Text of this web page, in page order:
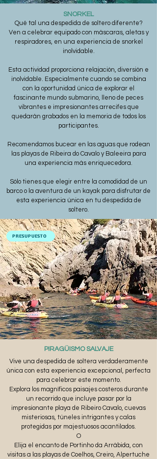
SNORKEL
Qué tal una despedida de soltero diferente?
Ven a celebrar equipado con máscaras, aletas y
respiradores, en una experiencia de snorkel
inolvidable.
Esta actividad proporciona relajación, diversión e
inolvidable. Especialmente cuando se combina
con la oportunidad única de explorar el
fascinante mundo submarino, lleno de peces
vibrantes e impresionantes arrecifes que
quedarán grabados en la memoria de todos los
participantes.
Recomendamos bucear en las aguas que rodean
las playas de Ribeira do Cavalo y Baleeira para
una experiencia más enriquecedora.
Sólo tienes que elegir entre la comodidad de un
barco o la aventura de un kayak para disfrutar de
esta experiencia única en tu despedida de
soltero.
PRESUPUESTO
PIRAGÜISMO SALVAJE
Vive una despedida de soltera verdaderamente
única con esta experiencia excepcional, perfecta
para celebrar este momento.
Explora los magníficos paisajes costeros durante
un recorrido que incluye pasar por la
impresionante playa de Ribeiro Cavalo, cuevas
misteriosas, túneles intrigantes y calas
protegidas por majestuosos acantilados.
O
Elija el encanto de Portinho da Arrábida, con
visitas a las playas de Coelhos, Creiro, Alpertuche